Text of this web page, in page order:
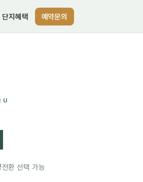
단지혜택 예약문의
전환 선택 가능